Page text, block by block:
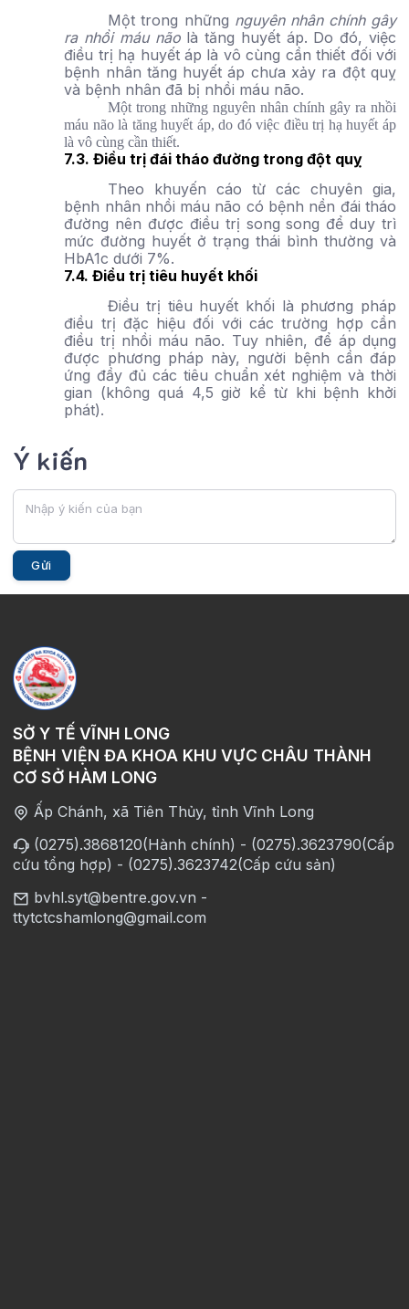
Một trong những nguyên nhân chính gây
ra nhồi máu nãolà tăng huyết áp. Do đó, việc
điều trị hạ huyết áp là vô cùng cần thiết đối với
bệnh nhân tăng huyết áp chưa xảy ra đột quỵ
và bệnh nhân đã bị nhồi máu não.
Một trong những nguyên nhân chính gây ra nhồi
máu não là tăng huyết áp, do đó việc điều trị hạ huyết áp
là vô cùng cần thiết.
7.3. Điều trị đái tháo đường trong đột quỵ
Theo khuyến cáo từ các chuyên gia,
bệnh nhân nhồi máu não có bệnh nền đái tháo
đường nên được điều trị song song để duy trì
mức đường huyết ở trạng thái bình thường và
HbA1c dưới 7%.
7.4. Điều trị tiêu huyết khối
Điều trị tiêu huyết khối là phương pháp
điều trị đặc hiệu đối với các trường hợp cần
điều trị nhồi máu não. Tuy nhiên, để áp dụng
được phương pháp này, người bệnh cần đáp
ứng đầy đủ các tiêu chuẩn xét nghiệm và thời
gian (không quá 4,5 giờ kể từ khi bệnh khởi
phát).
Ý kiến
Gửi
SỞ Y TẾ VĨNH LONG
BỆNH VIỆN ĐA KHOA KHU VỰC CHÂU THÀNH
CƠ SỞ HÀM LONG
Ấp Chánh, xã Tiên Thủy, tỉnh Vĩnh Long
(0275).3868120(Hành chính) - (0275).3623790(Cấp
cứu tổng hợp) - (0275).3623742(Cấp cứu sản)
bvhl.syt@bentre.gov.vn -
ttytctcshamlong@gmail.com